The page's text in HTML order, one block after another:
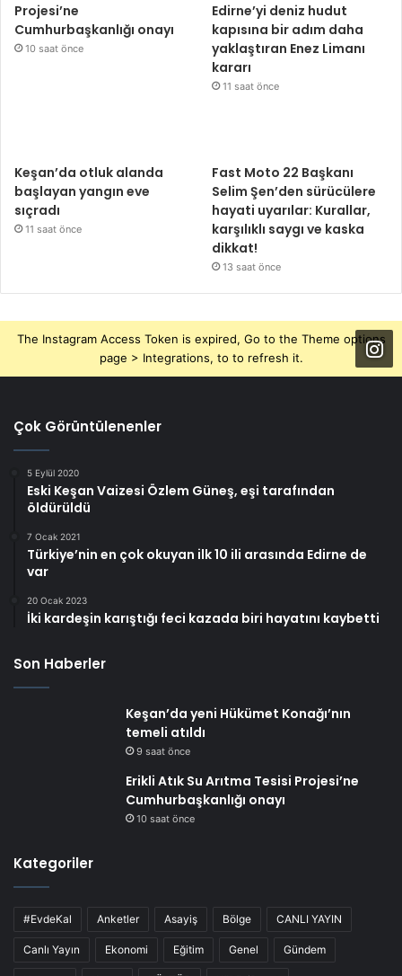
Projesi’ne
Cumhurbaşkanlığı onayı
10 saat önce
Edirne’yi deniz hudut
kapısına bir adım daha
yaklaştıran Enez Limanı
kararı
11 saat önce
Keşan’da otluk alanda
başlayan yangın eve
sıçradı
11 saat önce
Fast Moto 22 Başkanı
Selim Şen’den sürücülere
hayati uyarılar: Kurallar,
karşılıklı saygı ve kaska
dikkat!
13 saat önce
The Instagram Access Token is expired, Go to the Theme options
page > Integrations, to to refresh it.
Çok Görüntülenenler
5 Eylül 2020
Eski Keşan Vaizesi Özlem Güneş, eşi tarafından
öldürüldü
7 Ocak 2021
Türkiye’nin en çok okuyan ilk 10 ili arasında Edirne de
var
20 Ocak 2023
İki kardeşin karıştığı feci kazada biri hayatını kaybetti
Son Haberler
Keşan’da yeni Hükümet Konağı’nın
temeli atıldı
9 saat önce
Erikli Atık Su Arıtma Tesisi Projesi’ne
Cumhurbaşkanlığı onayı
10 saat önce
Kategoriler
#EvdeKal Anketler Asayiş Bölge CANLI YAYIN
Canlı Yayın Ekonomi Eğitim Genel Gündem